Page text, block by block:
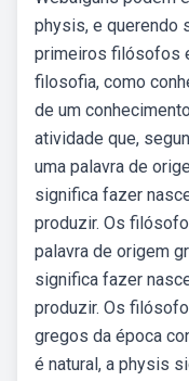
physis, e querendo
primeiros filósofos
filosofia, como
de um
atividade que,
uma palavra de
significa fazer
produzir. Os
palavra de origem
significa fazer
produzir. Os
gregos da época
é natural, a physis